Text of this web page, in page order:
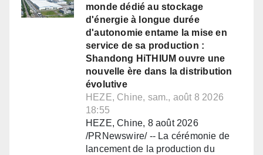
monde dédié au stockage
d'énergie à longue durée
d'autonomie entame la mise en
service de sa production :
Shandong HiTHIUM ouvre une
nouvelle ère dans la distribution
évolutive
HEZE, Chine, sam., août 8 2026
18:55
HEZE, Chine, 8 août 2026
/PRNewswire/ -- La cérémonie de
lancement de la production du